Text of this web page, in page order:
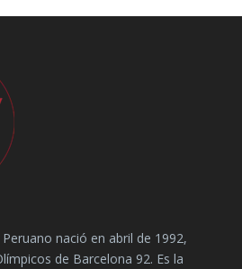
nació en abril de 1992,
de Barcelona 92. Es la